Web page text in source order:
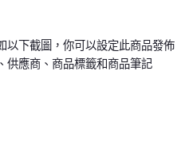
以下截圖，你可以設定此商品發佈
供應商、商品標籤和商品筆記